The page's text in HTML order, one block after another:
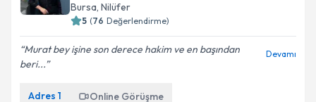
Bursa, Nilüfer
5 (76 Değerlendirme)
Murat bey işine son derece hakim ve en başından
beri...
Devamı
Adres 1 Online Görüşme